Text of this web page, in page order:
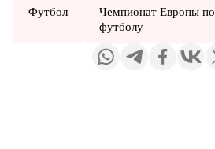
Футбол
Чемпионат Европы по
футболу